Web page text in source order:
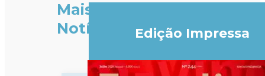
Mais
Notícias
Edição Impressa